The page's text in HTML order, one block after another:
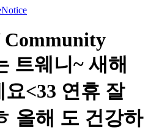
Notice
트웨니~ 새해
<33 연휴 잘
올해 도 건강하